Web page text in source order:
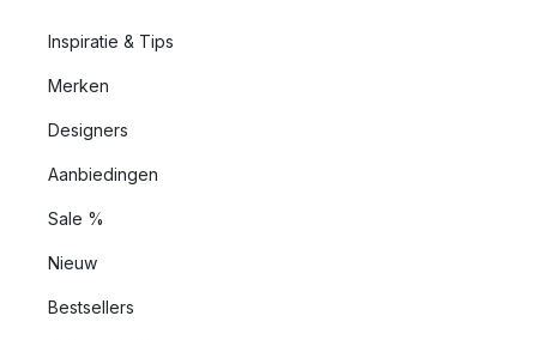
Inspiratie & Tips
Merken
Designers
Aanbiedingen
Sale %
Nieuw
Bestsellers